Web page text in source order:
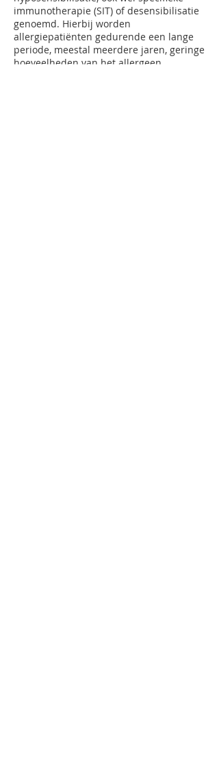
immunotherapie (SIT) of desensibilisatie
genoemd. Hierbij worden
allergiepatiënten gedurende een lange
periode, meestal meerdere jaren, geringe
hoeveelheden van het allergeen